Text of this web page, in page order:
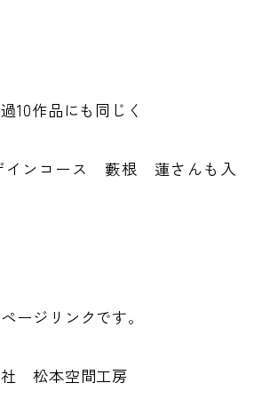
10作品にも同じく
ンコース 藪根 蓮さんも入
ージリンクです。
社 松本空間工房